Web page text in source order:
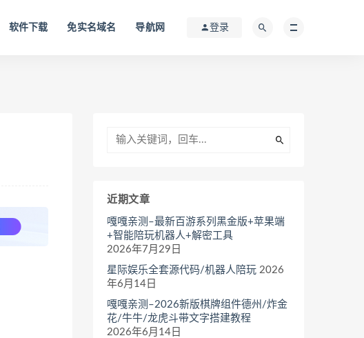
软件下载 免实名域名 导航网 登录
近期文章
嘎嘎亲测–最新百游系列黑金版+苹果端
+智能陪玩机器人+解密工具
2026年7月29日
星际娱乐全套源代码/机器人陪玩 2026
年6月14日
嘎嘎亲测–2026新版棋牌组件德州/炸金
花/牛牛/龙虎斗带文字搭建教程
2026年6月14日